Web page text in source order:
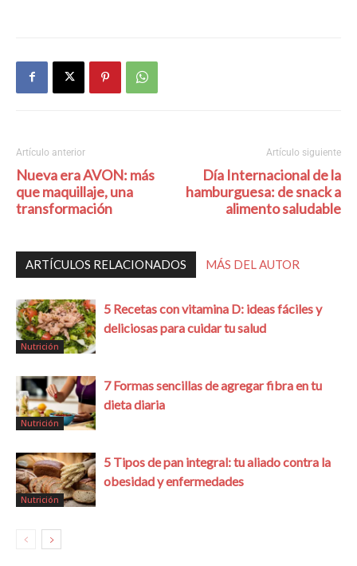
Artículo anterior
Nueva era AVON: más
que maquillaje, una
transformación
Artículo siguiente
Día Internacional de la
hamburguesa: de snack a
alimento saludable
ARTÍCULOS RELACIONADOS MÁS DEL AUTOR
Nutrición
5 Recetas con vitamina D: ideas fáciles y
deliciosas para cuidar tu salud
Nutrición
7 Formas sencillas de agregar fibra en tu
dieta diaria
Nutrición
5 Tipos de pan integral: tu aliado contra la
obesidad y enfermedades